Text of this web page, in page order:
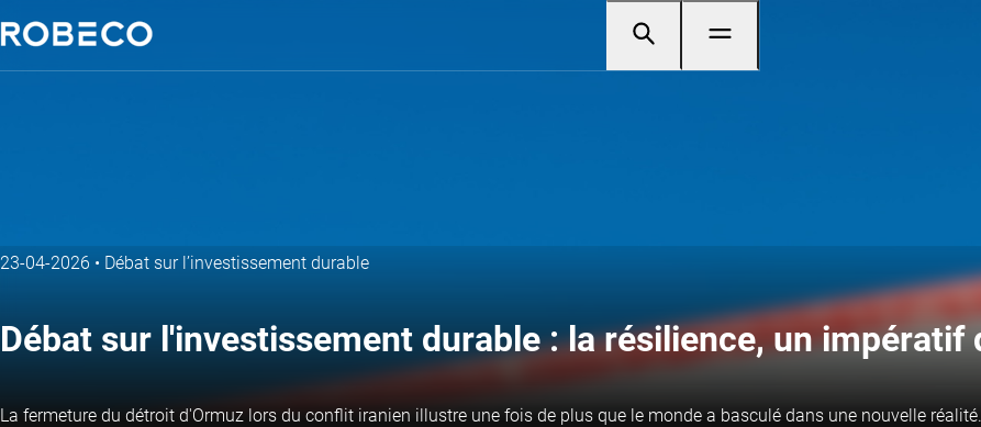
23-04-2026 • Débat sur l’investissement durable
Débat sur l'investissement durable : la résilience, un impératif
La fermeture du détroit d'Ormuz lors du conflit iranien illustre une fois de plus que le monde a basculé dans une nouvelle